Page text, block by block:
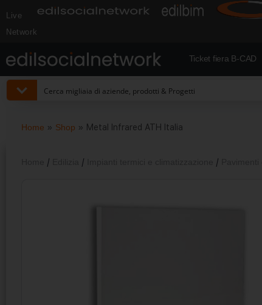
Live
Network
Ticket fiera B-CAD
Home » Shop » Metal Infrared ATH Italia
/ / /